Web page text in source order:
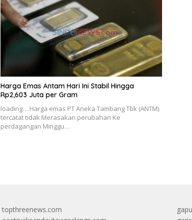
Harga Emas Antam Hari Ini Stabil Hingga
Rp2,603 Juta per Gram
loading… Harga emas PT Aneka Tambang Tbk (ANTM)
tercatat tidak Merasakan perubahan Ke
perdagangan Minggu…
topthreenews.com